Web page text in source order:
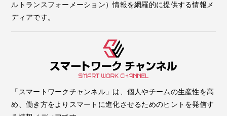
ルトランスフォーメーション）情報を網羅的に提供する情報メ
ディアです。
「スマートワークチャンネル」は、個人やチームの生産性を高
め、働き方をよりスマートに進化させるためのヒントを発信す